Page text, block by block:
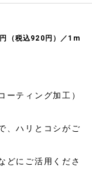
（税込920円）／1m
ーティング加工）
、ハリとコシがご
どにご活用くださ